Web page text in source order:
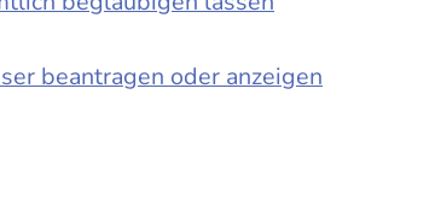
beantragen oder anzeigen